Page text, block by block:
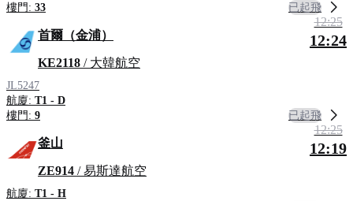
樓門: 33 已起飛
首爾（金浦）
KE2118 / 大韓航空
JL5247
航廈: T1 - D
樓門: 9
12:25
12:24
已起飛
釜山
ZE914 / 易斯達航空
航廈: T1 - H
12:25
12:19